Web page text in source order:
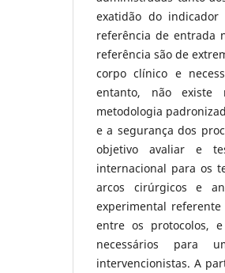
exatidão do
referência de entrada
referência são de
corpo clínico e
entanto, não existe
metodologia
e a segurança dos
objetivo avaliar e
internacional para os
arcos cirúrgicos e
experimental
entre os protocolos,
necessários para
intervencionistas. A